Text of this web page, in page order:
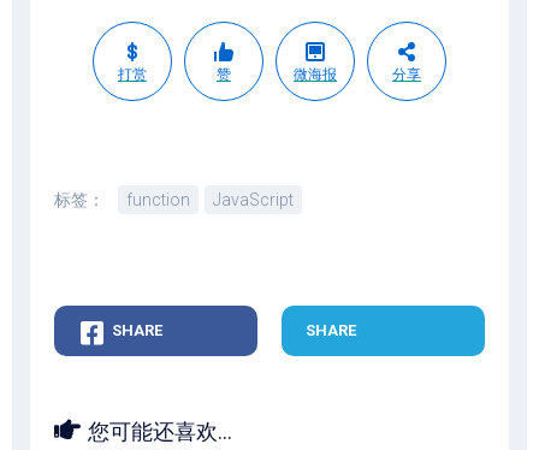
打赏 赞 微海报 分享
标签： function JavaScript
SHARE SHARE
您可能还喜欢...